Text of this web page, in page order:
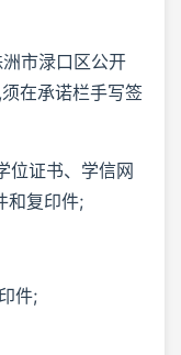
市渌口区公开
在承诺栏手写签
位证书、学信网
和复印件;
件;